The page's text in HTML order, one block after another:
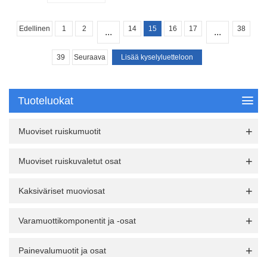
Edellinen 1 2 ... 14 15 16 17 ... 38
39 Seuraava
Tuoteluokat
Muoviset ruiskumuotit
Muoviset ruiskuvaletut osat
Kaksiväriset muoviosat
Varamuottikomponentit ja -osat
Painevalumuotit ja osat